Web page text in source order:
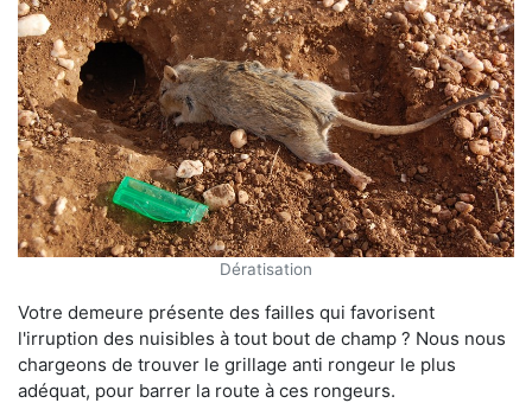
Dératisation
Votre demeure présente des failles qui favorisent
l'irruption des nuisibles à tout bout de champ ? Nous nous
chargeons de trouver le grillage anti rongeur le plus
adéquat, pour barrer la route à ces rongeurs.